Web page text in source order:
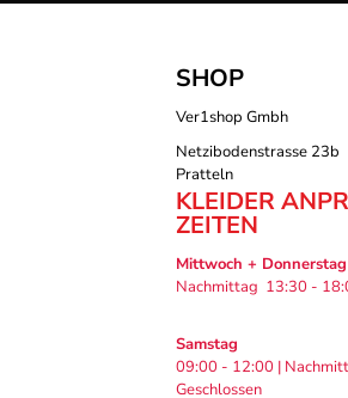
SHOP
Ver1shop Gmbh
Netzibodenstrasse
Pratteln
KLEIDER
ZEITEN
Mittwoch + Donnerstag
Nachmittag 13:30 -
Samstag
09:00 - 12:00 |
Geschlossen